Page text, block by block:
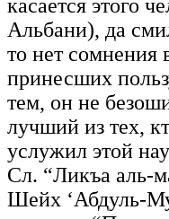
касается этого
Альбани), да
то нет сомнения
принесших
тем, он не
лучший из тех,
услужил этой
Сл. “Ликъа аль-
Шейх ‘Абдуль-